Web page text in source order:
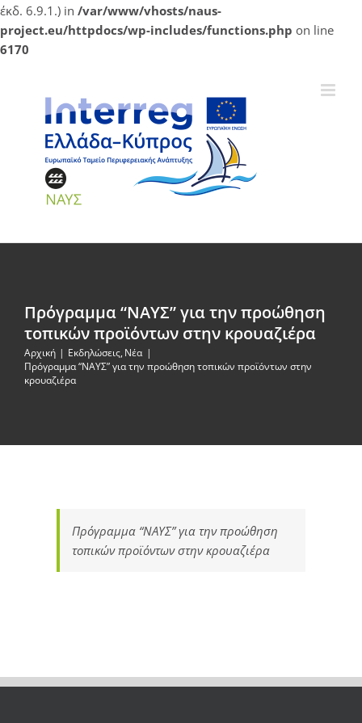
έκδ. 6.9.1.) in /var/www/vhosts/naus-
project.eu/httpdocs/wp-includes/functions.php on line
6170
περιεχόμενο
Πρόγραμμα “ΝΑΥΣ” για την προώθηση
τοπικών προϊόντων στην κρουαζιέρα
Αρχική Εκδηλώσεις Νέα
Πρόγραμμα “ΝΑΥΣ” για την προώθηση τοπικών προϊόντων στην
κρουαζιέρα
Πρόγραμμα “ΝΑΥΣ” για την προώθηση
τοπικών προϊόντων στην κρουαζιέρα